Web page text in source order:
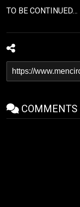
TO BE CONTINUED…
COMMENTS